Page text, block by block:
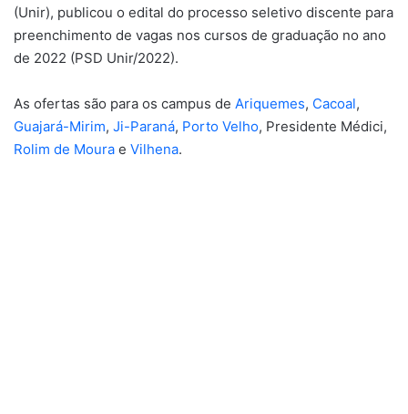
(Unir), publicou o edital do processo seletivo discente para
preenchimento de vagas nos cursos de graduação no ano
de 2022 (PSD Unir/2022).
As ofertas são para os campus de Ariquemes, Cacoal,
Guajará-Mirim, Ji-Paraná, Porto Velho, Presidente Médici,
Rolim de Moura e Vilhena.